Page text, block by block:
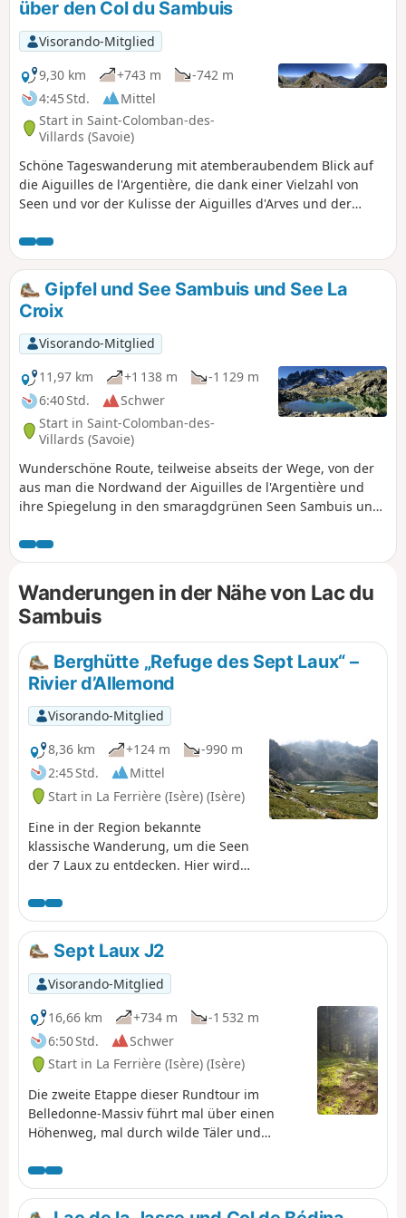
über den Col du Sambuis
Visorando-Mitglied
9,30 km
+743 m
-742 m
4:45 Std.
Mittel
Start in Saint-Colomban-des-
Villards (Savoie)
Schöne Tageswanderung mit atemberaubendem Blick auf
die Aiguilles de l'Argentière, die dank einer Vielzahl von
Seen und vor der Kulisse der Aiguilles d'Arves und der
Gipfel und See Sambuis und See La
Croix
Visorando-Mitglied
11,97 km
+1 138 m
-1 129 m
6:40 Std.
Schwer
Start in Saint-Colomban-des-
Villards (Savoie)
Wunderschöne Route, teilweise abseits der Wege, von der
aus man die Nordwand der Aiguilles de l'Argentière und
ihre Spiegelung in den smaragdgrünen Seen Sambuis und
tummeln sich auf den Felsen über den Seen. Diese
Wanderung ist bis auf den Höhenunterschied und die
Suche nach der Route (4 km ohne Markierungen) nicht
schwierig.
Wanderungen in der Nähe von Lac du
Sambuis
Berghütte „Refuge des Sept Laux“ –
Rivier d’Allemond
Visorando-Mitglied
8,36 km
+124 m
-990 m
2:45 Std.
Mittel
Start in La Ferrière (Isère) (Isère)
Eine in der Region bekannte
klassische Wanderung, um die Seen
der 7 Laux zu entdecken. Hier wird
genutzt, um diese Überquerung zu
beenden, da es nicht möglich ist,
problemlos zur Refuge de l’Oule
weiterzugehen.
Sept Laux J2
Visorando-Mitglied
16,66 km
+734 m
-1 532 m
6:50 Std.
Schwer
Start in La Ferrière (Isère) (Isère)
Die zweite Etappe dieser Rundtour im
Belledonne-Massiv führt mal über einen
Höhenweg, mal durch wilde Täler und
umrunden. ⚠️15.06.2026: Ein Hinweis weist
auf einen Erdrutsch am Cul de la Vieille
zwischen den Wegmarkierungen 2 und 3